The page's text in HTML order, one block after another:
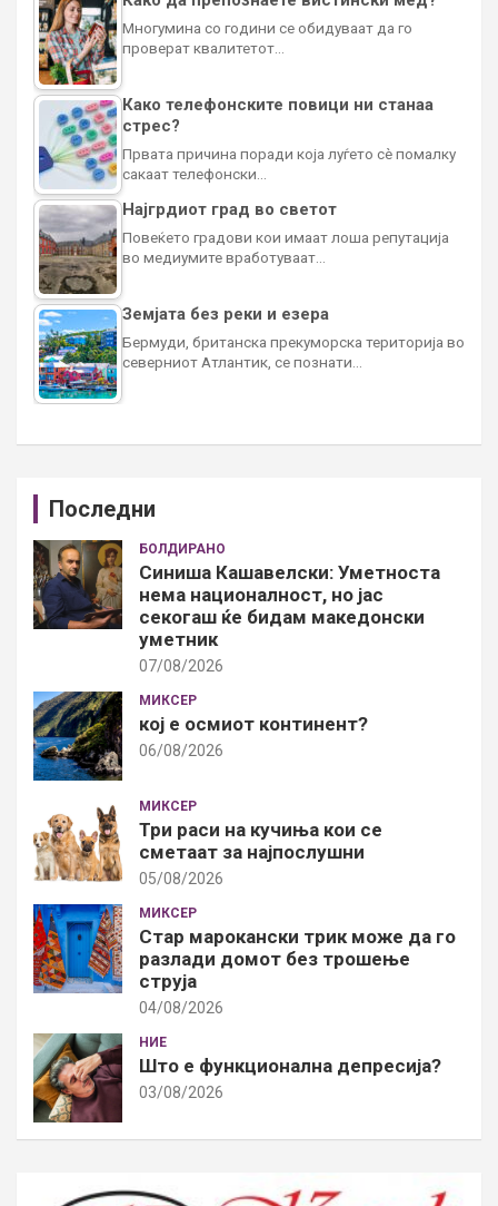
Многумина со години се обидуваат да го
проверат квалитетот…
Како телефонските повици ни станаа
стрес?
Првата причина поради која луѓето сè помалку
сакаат телефонски…
Најгрдиот град во светот
Повеќето градови кои имаат лоша репутација
во медиумите вработуваат…
Земјата без реки и езера
Бермуди, британска прекуморска територија во
северниот Атлантик, се познати…
Последни
БОЛДИРАНО
Синиша Кашавелски: Уметноста
нема националност, но јас
секогаш ќе бидам македонски
уметник
07/08/2026
МИКСЕР
кој е осмиот континент?
06/08/2026
МИКСЕР
Три раси на кучиња кои се
сметаат за најпослушни
05/08/2026
МИКСЕР
Стар марокански трик може да го
разлади домот без трошење
струја
04/08/2026
НИЕ
Што е функционална депресија?
03/08/2026